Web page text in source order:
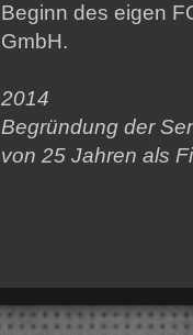
Beginn des eigen
GmbH.
2014
Begründung der
von 25 Jahren als